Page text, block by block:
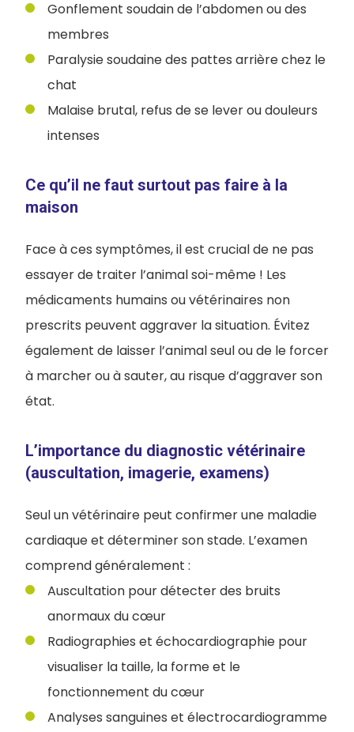
Gonflement soudain de l’abdomen ou des
membres
Paralysie soudaine des pattes arrière chez le
chat
Malaise brutal, refus de se lever ou douleurs
intenses
Ce qu’il ne faut surtout pas faire à la
maison
Face à ces symptômes, il est crucial de ne pas
essayer de traiter l’animal soi-même ! Les
médicaments humains ou vétérinaires non
prescrits peuvent aggraver la situation. Évitez
également de laisser l’animal seul ou de le forcer
à marcher ou à sauter, au risque d’aggraver son
état.
L’importance du diagnostic vétérinaire
(auscultation, imagerie, examens)
Seul un vétérinaire peut confirmer une maladie
cardiaque et déterminer son stade. L’examen
comprend généralement :
Auscultation pour détecter des bruits
anormaux du cœur
Radiographies et échocardiographie pour
visualiser la taille, la forme et le
fonctionnement du cœur
Analyses sanguines et électrocardiogramme